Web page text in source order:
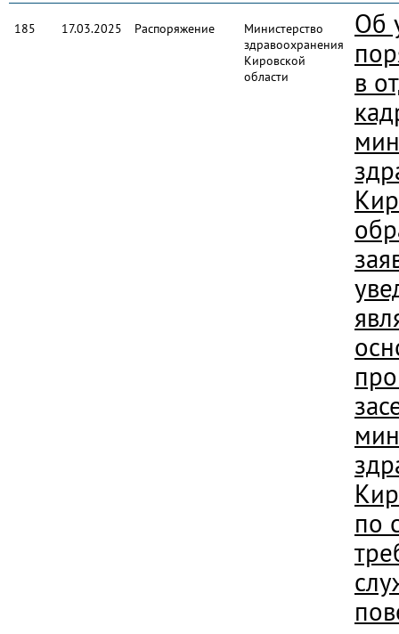
185 17.03.2025 Распоряжение
Министерство
здравоохранения
Кировской
области
Об
в
по